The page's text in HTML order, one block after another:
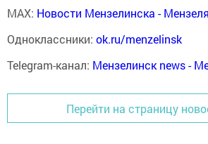
MAX: Новости Мензелинска -
Одноклассники: ok.ru/menzelinsk
Telegram-канал: Мензелинск news -
Перейти на страницу